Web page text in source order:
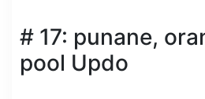
# 17: punane,
pool Updo